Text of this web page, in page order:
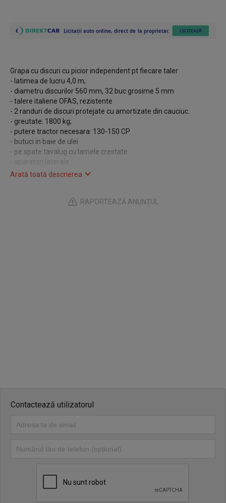
Grapa cu discuri cu picior independent pt fiecare taler
- latimea de lucru 4,0 m;
- diametru discurilor 560 mm, 32 buc grosime 5 mm
- talere italiene OFAS, rezistente
- 2 randuri de discuri protejate cu amortizate din cauciuc.
- greutate: 1800 kg;
- putere tractor necesara: 130-150 CP
- butuci in baie de ulei
- pe spate tavalug cu lamele crestate
- aparatori laterale
PRET 56.000 TVA inclus
Arată toată descrierea
RAPORTEAZĂ ANUNȚUL
Contactează utilizatorul